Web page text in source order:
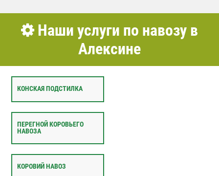
Наши услуги по навозу в
Алексине
КОНСКАЯ ПОДСТИЛКА
ПЕРЕГНОЙ КОРОВЬЕГО
НАВОЗА
КОРОВИЙ НАВОЗ